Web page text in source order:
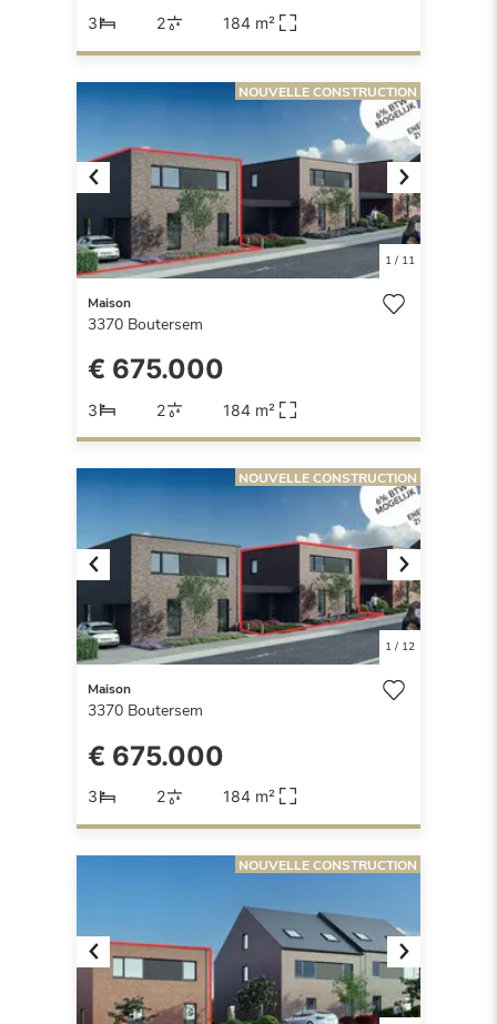
3 2 184 m²
Previous Next
1/ 11
NOUVELLE CONSTRUCTION
Maison
3370 Boutersem
€ 675.000
3 2 184 m²
Previous Next
1/ 12
NOUVELLE CONSTRUCTION
Maison
3370 Boutersem
€ 675.000
3 2 184 m²
Previous Next
NOUVELLE CONSTRUCTION